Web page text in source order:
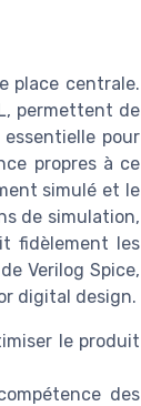
place centrale.
permettent de
pour
propres à ce
simulé et le
de simulation,
fidèlement les
Verilog Spice,
digital design.
le produit
des